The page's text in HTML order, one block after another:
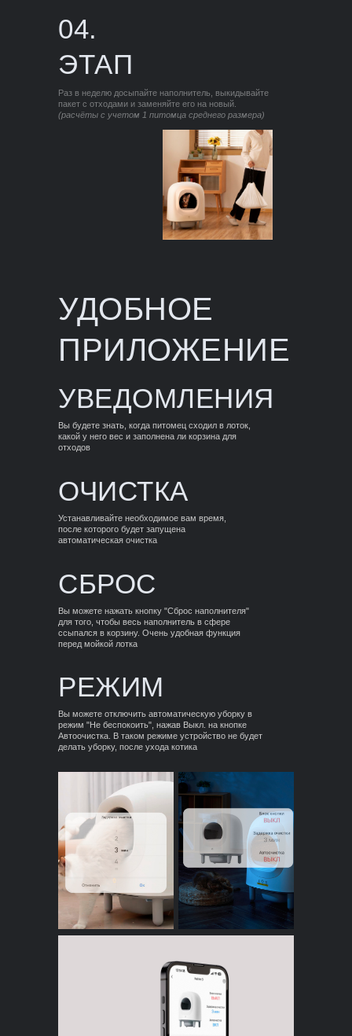
04.
ЭТАП
Раз в неделю досыпайте наполнитель, выкидывайте
пакет с отходами и заменяйте его на новый.
(расчёты с учетом 1 питомца среднего размера)
Вы можете отключить автоматическую уборку в
режим "Не беспокоить", нажав Выкл. на кнопке
Автоочистка. В таком режиме устройство не будет
делать уборку, после ухода котика
РЕЖИМ
Вы можете нажать кнопку "Сброс наполнителя"
для того, чтобы весь наполнитель в сфере
ссыпался в корзину. Очень удобная функция
перед мойкой лотка
СБРОС
Устанавливайте необходимое вам время,
после которого будет запущена
автоматическая очистка
ОЧИСТКА
Вы будете знать, когда питомец сходил в лоток,
какой у него вес и заполнена ли корзина для
отходов
УВЕДОМЛЕНИЯ
УДОБНОЕ
ПРИЛОЖЕНИЕ